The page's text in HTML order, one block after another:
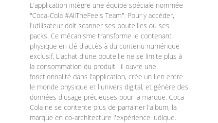
L'application intègre une équipe spéciale nommée
"Coca-Cola #AllTheFeels Team". Pour y accéder,
l'utilisateur doit scanner ses bouteilles ou ses
packs. Ce mécanisme transforme le contenant
physique en clé d'accès à du contenu numérique
exclusif. L'achat d'une bouteille ne se limite plus à
la consommation du produit : il ouvre une
fonctionnalité dans l'application, crée un lien entre
le monde physique et l'univers digital, et génère des
données d'usage précieuses pour la marque. Coca-
Cola ne se contente plus de parrainer l'album, la
marque en co-architecture l'expérience ludique.